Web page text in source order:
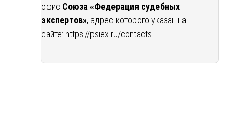
офис Союза «Федерация судебных
экспертов», адрес которого указан на
сайте: https://psiex.ru/contacts